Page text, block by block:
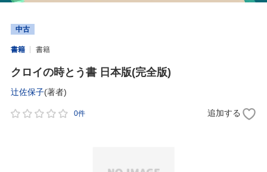
中古
書籍 書籍
クロイの時とう書 日本版(完全版)
辻佐保子(著者)
0件 追加する